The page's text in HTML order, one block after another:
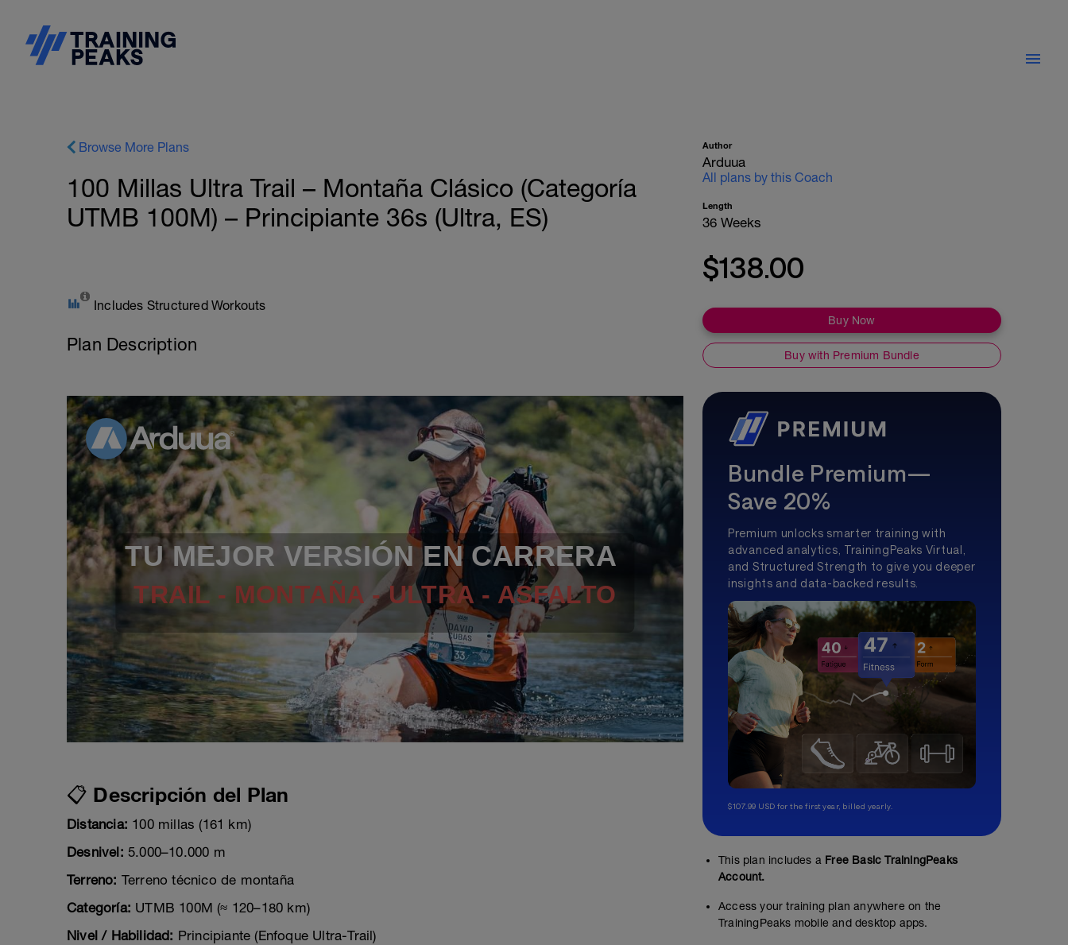
Browse More Plans
100 Millas Ultra Trail – Montaña Clásico (Categoría
UTMB 100M) – Principiante 36s (Ultra, ES)
Includes Structured Workouts
Plan Description
TU MEJOR VERSIÓN EN CARRERA
TRAIL - MONTAÑA - ULTRA - ASFALTO
📋 Descripción del Plan
Distancia: 100 millas (161 km)
Desnivel: 5.000–10.000 m
Terreno: Terreno técnico de montaña
Categoría: UTMB 100M (≈ 120–180 km)
Nivel / Habilidad: Principiante (Enfoque Ultra-Trail)
Author
Arduua
All plans by this Coach
Length
36 Weeks
$138.00
Buy Now
Buy with Premium Bundle
Bundle Premium—
Save 20%
Premium unlocks smarter training with
advanced analytics, TrainingPeaks Virtual,
and Structured Strength to give you deeper
insights and data-backed results.
$107.99 USD for the first year, billed yearly.
This plan includes a Free Basic TrainingPeaks
Account.
Access your training plan anywhere on the
TrainingPeaks mobile and desktop apps.